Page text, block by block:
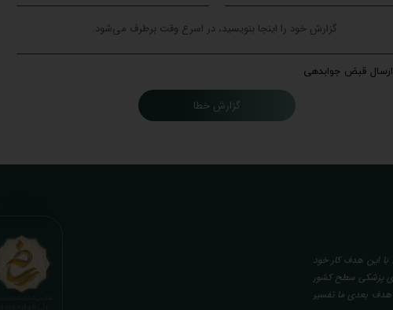
گزارش خطا
ارسال قبض جوابدهی
این هدف کار خود
های پزشکی سطح کشور
هدف بعدی ما تفسیر